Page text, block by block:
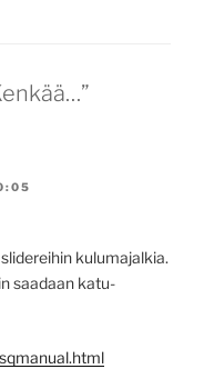
kulumajalkia.
saadaan katu-